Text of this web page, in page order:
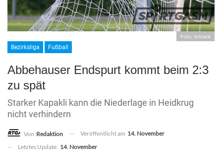
Foto: Schlack
Bezirksliga Fußball
Abbehauser Endspurt kommt beim 2:3
zu spät
Starker Kapakli kann die Niederlage in Heidkrug
nicht verhindern
Von Redaktion Veröffentlicht am 14. November
Letztes Update: 14. November